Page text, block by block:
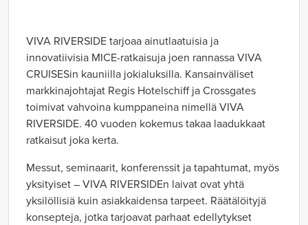
VIVA RIVERSIDE tarjoaa ainutlaatuisia ja
innovatiivisia MICE-ratkaisuja joen rannassa VIVA
CRUISESin kauniilla jokialuksilla. Kansainväliset
markkinajohtajat Regis Hotelschiff ja Crossgates
toimivat vahvoina kumppaneina nimellä VIVA
RIVERSIDE. 40 vuoden kokemus takaa laadukkaat
ratkaisut joka kerta.
Messut, seminaarit, konferenssit ja tapahtumat, myös
yksityiset – VIVA RIVERSIDEn laivat ovat yhtä
yksilöllisiä kuin asiakkaidensa tarpeet. Räätälöityjä
konsepteja, jotka tarjoavat parhaat edellytykset